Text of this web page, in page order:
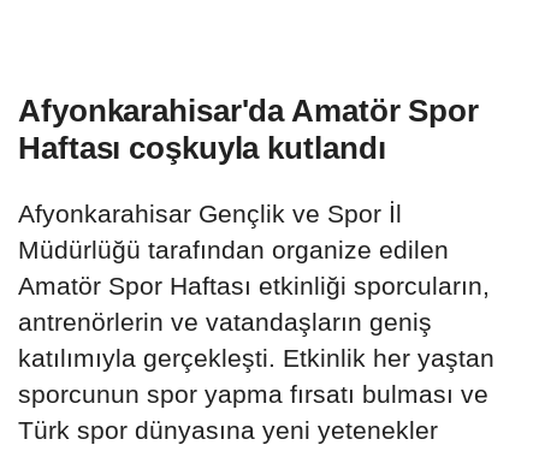
Afyonkarahisar'da Amatör Spor
Haftası coşkuyla kutlandı
Afyonkarahisar Gençlik ve Spor İl
Müdürlüğü tarafından organize edilen
Amatör Spor Haftası etkinliği sporcuların,
antrenörlerin ve vatandaşların geniş
katılımıyla gerçekleşti. Etkinlik her yaştan
sporcunun spor yapma fırsatı bulması ve
Türk spor dünyasına yeni yetenekler